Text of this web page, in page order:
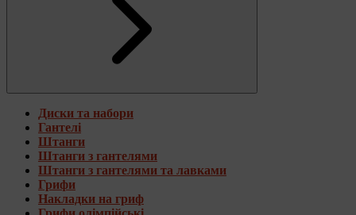
Диски та набори
Гантелі
Штанги
Штанги з гантелями
Штанги з гантелями та лавками
Грифи
Накладки на гриф